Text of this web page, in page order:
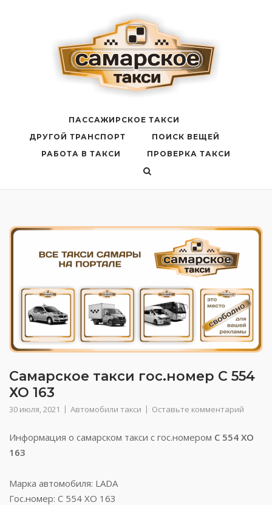
ПАССАЖИРСКОЕ ТАКСИ
ДРУГОЙ ТРАНСПОРТ
ПОИСК ВЕЩЕЙ
РАБОТА В ТАКСИ
ПРОВЕРКА ТАКСИ
Самарское такси гос.номер С 554
ХО 163
30 июля, 2021 Автомобили такси Оставьте комментарий
Информация о самарском такси с гос.номером С 554 ХО
163
Марка автомобиля: LADA
Гос.номер: С 554 ХО 163